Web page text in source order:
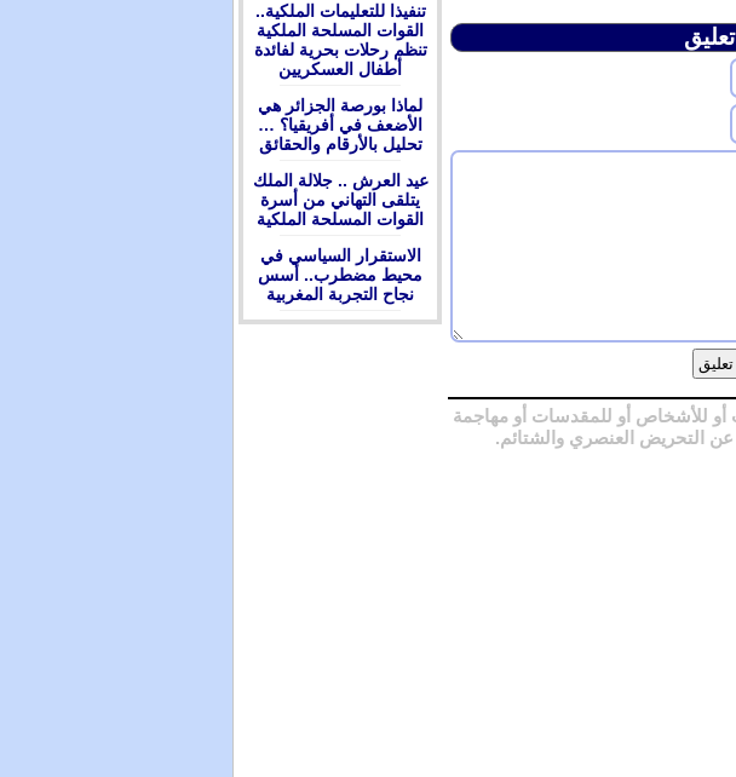
للأشخاص أو للمقدسات أو مهاجمة
عن التحريض العنصري والشتائم.
تنفيذا للتعليمات الملكية..
القوات المسلحة الملكية
تنظم رحلات بحرية لفائدة
أطفال العسكريين
لماذا بورصة الجزائر هي
الأضعف في أفريقيا؟ …
تحليل بالأرقام والحقائق
عيد العرش .. جلالة الملك
يتلقى التهاني من أسرة
القوات المسلحة الملكية
الاستقرار السياسي في
محيط مضطرب.. أسس
نجاح التجربة المغربية